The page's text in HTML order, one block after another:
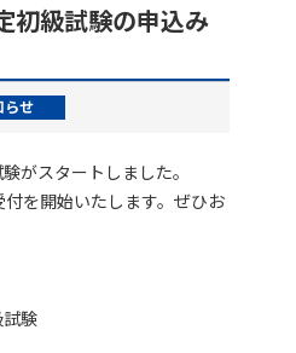
初級試験の申込み
らせ
がスタートしました。
を開始いたします。ぜひお
試験